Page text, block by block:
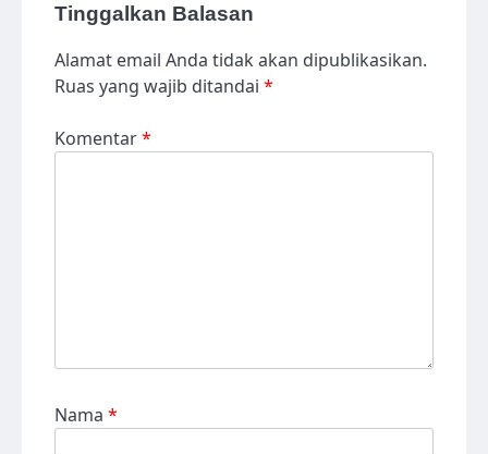
Tinggalkan Balasan
Alamat email Anda tidak akan dipublikasikan.
Ruas yang wajib ditandai *
Komentar*
Nama *